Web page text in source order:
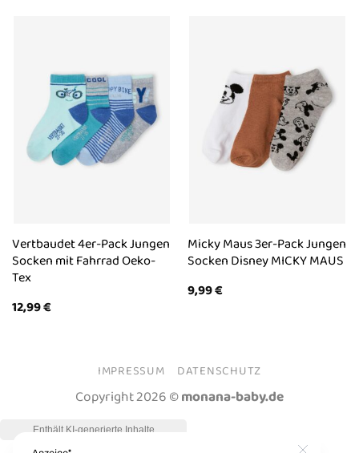
Vertbaudet 4er-Pack Jungen
Socken mit Fahrrad Oeko-
Tex
12,99€
Micky Maus 3er-Pack Jungen
Socken Disney MICKY MAUS
9,99€
IMPRESSUM DATENSCHUTZ
Copyright 2026 ©monana-baby.de